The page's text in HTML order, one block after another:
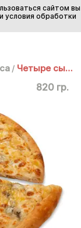
/ Четыре сыра 35 см
820 гр.
сайтом вы
и условия обработки